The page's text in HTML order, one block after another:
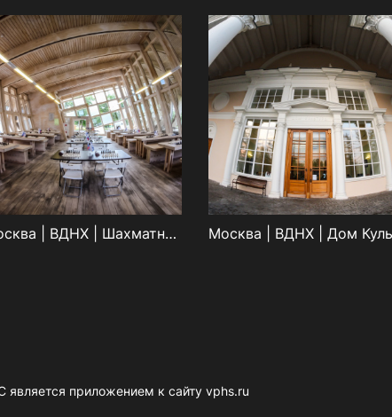
Москва | ВДНХ | Шахматный пав.
является приложением к сайту vphs.ru